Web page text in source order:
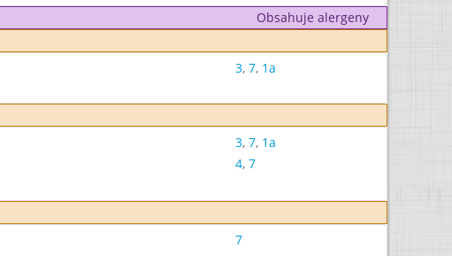
Obsahuje alergeny
3, 7, 1a
3, 7, 1a
4, 7
7